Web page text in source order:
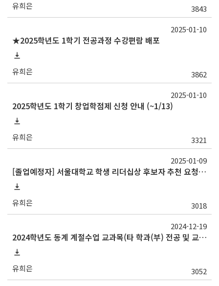
유희은 3843
★2025학년도 1학기 전공과정 수강편람 배포
유희은 3862
2025-01-10
2025학년도 1학기 창업학점제 신청 안내 (~1/13)
유희은 3321
2025-01-10
[졸업예정자] 서울대학교 학생 리더십상 후보자 추천 요청(~1/16(목)오까지)
유희은 3018
2025-01-09
2024학년도 동계 계절수업 교과목(타 학과(부) 전공 및 교양) 성적평가방법 선택제 신청 안내
유희은 3052
2024-12-19